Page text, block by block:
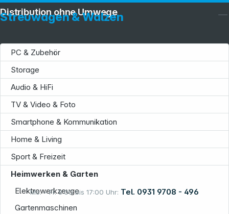
Mo. – Fr. 8:00 bis 17:00 Uhr: Tel. 0931 9708 - 496
Streuwagen & Walzen
PC & Zubehör
Storage
Audio & HiFi
TV & Video & Foto
Smartphone & Kommunikation
Home & Living
Sport & Freizeit
Heimwerken & Garten
Elektrowerkzeuge
Gartenmaschinen
Distribution ohne Umwege
Service
Informationen